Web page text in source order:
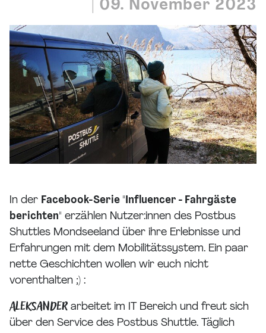
09. November 2023
In der Facebook-Serie "Influencer - Fahrgäste
berichten" erzählen Nutzer:innen des Postbus
Shuttles Mondseeland über ihre Erlebnisse und
Erfahrungen mit dem Mobilitätssystem. Ein paar
nette Geschichten wollen wir euch nicht
vorenthalten ;) :
Aleksander arbeitet im IT Bereich und freut sich
über den Service des Postbus Shuttle. Täglich